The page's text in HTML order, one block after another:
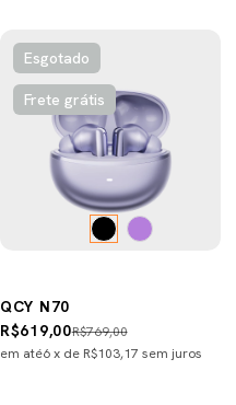
Esgotado
Frete grátis
QCY N70
R$769,00
R$619,00
em até6x de R$103,17 sem juros